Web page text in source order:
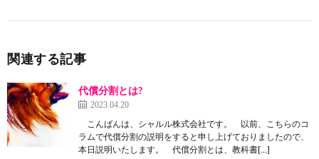
関連する記事
代償分割とは?
2023.04.20
こんばんは、シャルル株式会社です。 以前、こちらのコ
ラムで代償分割の説明をすると申し上げておりましたので、
本日説明いたします。 代償分割とは、教科書[…]